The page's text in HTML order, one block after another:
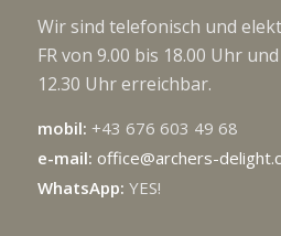
Wir sind telefonisch und
FR von 9.00 bis 18.00 Uhr
12.30 Uhr erreichbar.
mobil: +43 676 603 49 68
e-mail: office@archers-
WhatsApp: YES!